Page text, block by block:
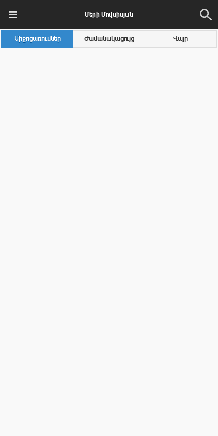
Մերի Մովսիսյան
Միջոցառումներ Ժամանակացույց Վայր